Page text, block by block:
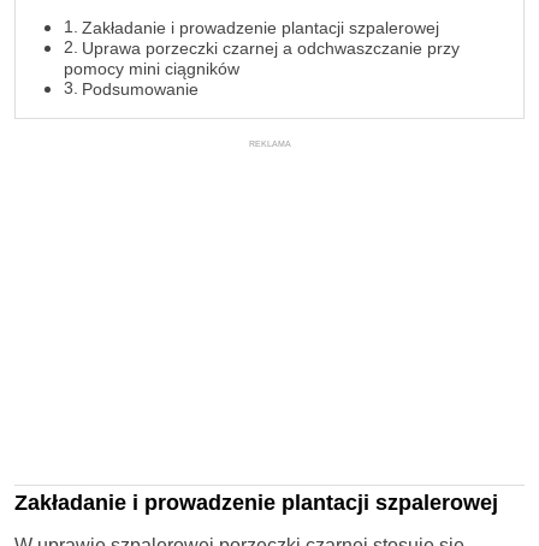
Zakładanie i prowadzenie plantacji szpalerowej
Uprawa porzeczki czarnej a odchwaszczanie przy
pomocy mini ciągników
Podsumowanie
REKLAMA
Zakładanie i prowadzenie plantacji szpalerowej